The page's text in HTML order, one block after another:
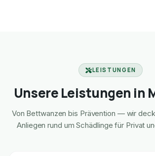
LEISTUNGEN
Unsere Leistungen in
Von Bettwanzen bis Prävention — wir
Anliegen rund um Schädlinge für Privat